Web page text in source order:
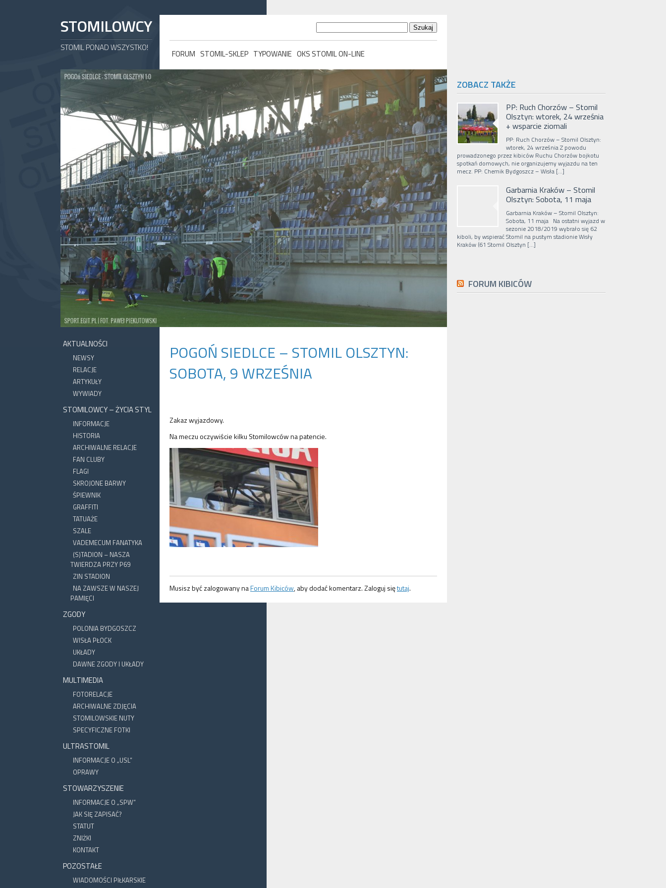
STOMILOWCY
STOMIL PONAD WSZYSTKO!
FORUM STOMIL-SKLEP TYPOWANIE OKS STOMIL ON-LINE
AKTUALNOŚCI
NEWSY
RELACJE
ARTYKUŁY
WYWIADY
STOMILOWCY – ŻYCIA STYL
INFORMACJE
HISTORIA
ARCHIWALNE RELACJE
FAN CLUBY
FLAGI
SKROJONE BARWY
ŚPIEWNIK
GRAFFITI
TATUAŻE
SZALE
VADEMECUM FANATYKA
(S)TADION – NASZA
TWIERDZA PRZY P69
ZIN STADION
NA ZAWSZE W NASZEJ
PAMIĘCI
ZGODY
POLONIA BYDGOSZCZ
WISŁA PŁOCK
UKŁADY
DAWNE ZGODY I UKŁADY
MULTIMEDIA
FOTORELACJE
ARCHIWALNE ZDJĘCIA
STOMILOWSKIE NUTY
SPECYFICZNE FOTKI
ULTRASTOMIL
INFORMACJE O „USL”
OPRAWY
STOWARZYSZENIE
INFORMACJE O „SPW”
JAK SIĘ ZAPISAĆ?
STATUT
ZNIŻKI
KONTAKT
POZOSTAŁE
WIADOMOŚCI PIŁKARSKIE
POGOŃ SIEDLCE – STOMIL OLSZTYN:
SOBOTA, 9 WRZEŚNIA
Zakaz wyjazdowy.
Na meczu oczywiście kilku Stomilowców na patencie.
Musisz być zalogowany naForum Kibiców, aby dodać komentarz. Zaloguj siętutaj.
ZOBACZ TAKŻE
PP: Ruch Chorzów – Stomil
Olsztyn: wtorek, 24 września
+ wsparcie ziomali
PP: Ruch Chorzów – Stomil Olsztyn:
wtorek, 24 września Z powodu
prowadzonego przez kibiców Ruchu Chorzów bojkotu
spotkań domowych, nie organizujemy wyjazdu na ten
mecz. PP: Chemik Bydgoszcz – Wisła […]
Garbarnia Kraków – Stomil
Olsztyn: Sobota, 11 maja
Garbarnia Kraków – Stomil Olsztyn:
Sobota, 11 maja Na ostatni wyjazd w
sezonie 2018/2019 wybrało się 62
kiboli, by wspierać Stomil na pustym stadionie Wisły
Kraków (61 Stomil Olsztyn […]
FORUM KIBICÓW